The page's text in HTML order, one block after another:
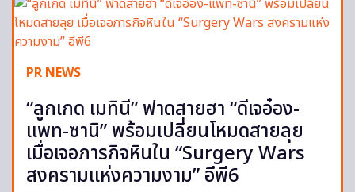
PR NEWS
“ลูกเกด เมทินี” ฟาดสายฮา “ดีเจอ๋อง-
แพท-ซานิ” พร้อมเปลี่ยนโหมดสายลุย
เมื่อเจอภารกิจหินใน “Surgery Wars
สงครามแห่งความงาม” อีพี6